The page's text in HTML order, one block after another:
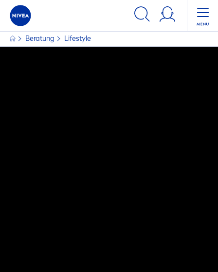
Beratung Lifestyle